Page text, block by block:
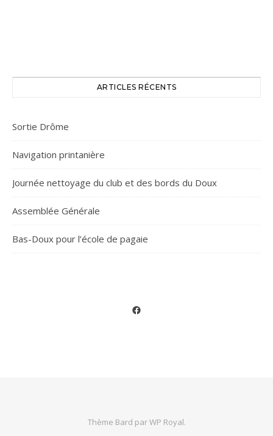
ARTICLES RÉCENTS
Sortie Drôme
Navigation printanière
Journée nettoyage du club et des bords du Doux
Assemblée Générale
Bas-Doux pour l’école de pagaie
Facebook
Thème Bard parWP Royal.